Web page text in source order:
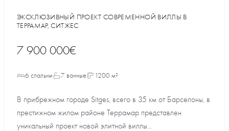
ЭКСКЛЮЗИВНЫЙ ПРОЕКТ СОВРЕМЕННОЙ ВИЛЛЫ В
ТЕРРАМАР, СИТЖЕС
7 900 000€
6 спальни 7 ванные 1200 м²
В прибрежном городе Sitges, всего в 35 км от Барселоны, в
престижном жилом районе Террамар представлен
уникальный проект новой элитной виллы...